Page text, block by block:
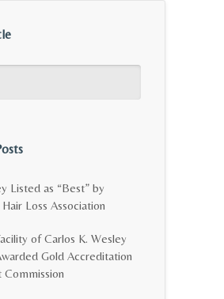
Listed as “Best” by
Loss Association
of Carlos K. Wesley
Gold Accreditation
Commission